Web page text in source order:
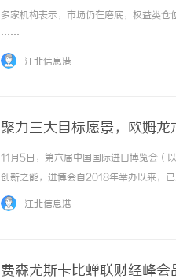
多家机构表示，市场仍在磨底，权益类仓
……
江北信息港
聚力三大目标愿景，欧姆龙
11月5日，第六届中国国际进口博览会（
创新之能，进博会自2018年举办以来，
领域的数字化转型专家，欧姆龙集团（
江北信息港
费森尤斯卡比蝉联财经峰会